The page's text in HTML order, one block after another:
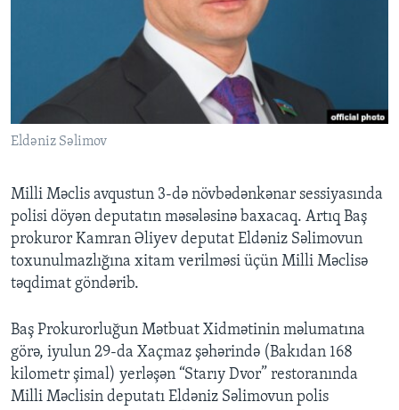
Eldəniz Səlimov
Milli Məclis avqustun 3-də növbədənkənar sessiyasında
polisi döyən deputatın məsələsinə baxacaq. Artıq Baş
prokuror Kamran Əliyev deputat Eldəniz Səlimovun
toxunulmazlığına xitam verilməsi üçün Milli Məclisə
təqdimat göndərib.
Baş Prokurorluğun Mətbuat Xidmətinin məlumatına
görə, iyulun 29-da Xaçmaz şəhərində (Bakıdan 168
kilometr şimal) yerləşən “Starıy Dvor” restoranında
Milli Məclisin deputatı Eldəniz Səlimovun polis